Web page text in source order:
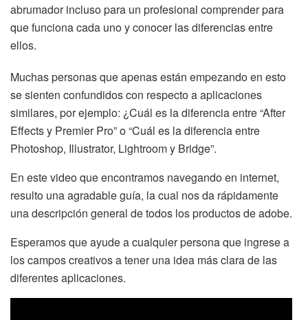
abrumador incluso para un profesional comprender para
que funciona cada uno y conocer las diferencias entre
ellos.
Muchas personas que apenas están empezando en esto
se sienten confundidos con respecto a aplicaciones
similares, por ejemplo: ¿Cuál es la diferencia entre “After
Effects y Premier Pro” o “Cuál es la diferencia entre
Photoshop, Illustrator, Lightroom y Bridge”.
En este video que encontramos navegando en internet,
resulto una agradable guía, la cual nos da rápidamente
una descripción general de todos los productos de adobe.
Esperamos que ayude a cualquier persona que ingrese a
los campos creativos a tener una idea más clara de las
diferentes aplicaciones.